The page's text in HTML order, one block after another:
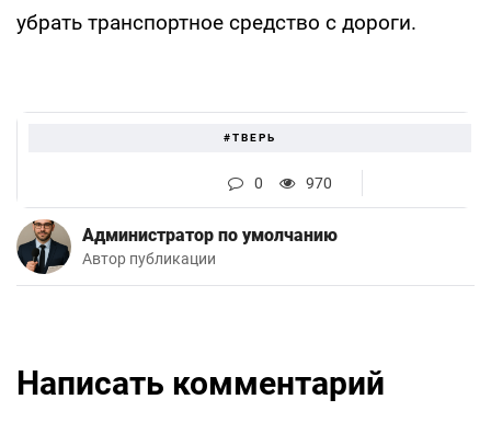
убрать транспортное средство с дороги.
#ТВЕРЬ
0 970
Администратор по умолчанию
Автор публикации
Написать комментарий